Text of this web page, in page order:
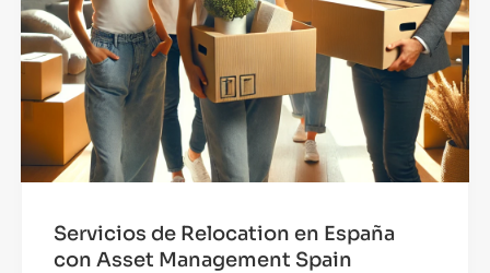
Servicios de Relocation en España
con Asset Management Spain